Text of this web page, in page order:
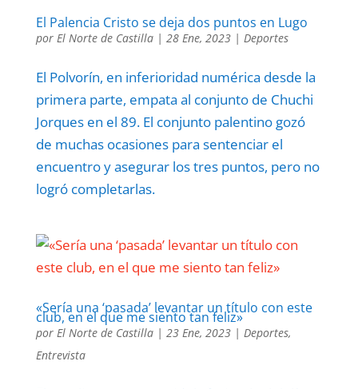
El Palencia Cristo se deja dos puntos en Lugo
por El Norte de Castilla| 28 Ene, 2023| Deportes
El Polvorín, en inferioridad numérica desde la
primera parte, empata al conjunto de Chuchi
Jorques en el 89. El conjunto palentino gozó
de muchas ocasiones para sentenciar el
encuentro y asegurar los tres puntos, pero no
logró completarlas.
«Sería una ‘pasada’ levantar un título con este
club, en el que me siento tan feliz»
por El Norte de Castilla| 23 Ene, 2023| Deportes,
Entrevista